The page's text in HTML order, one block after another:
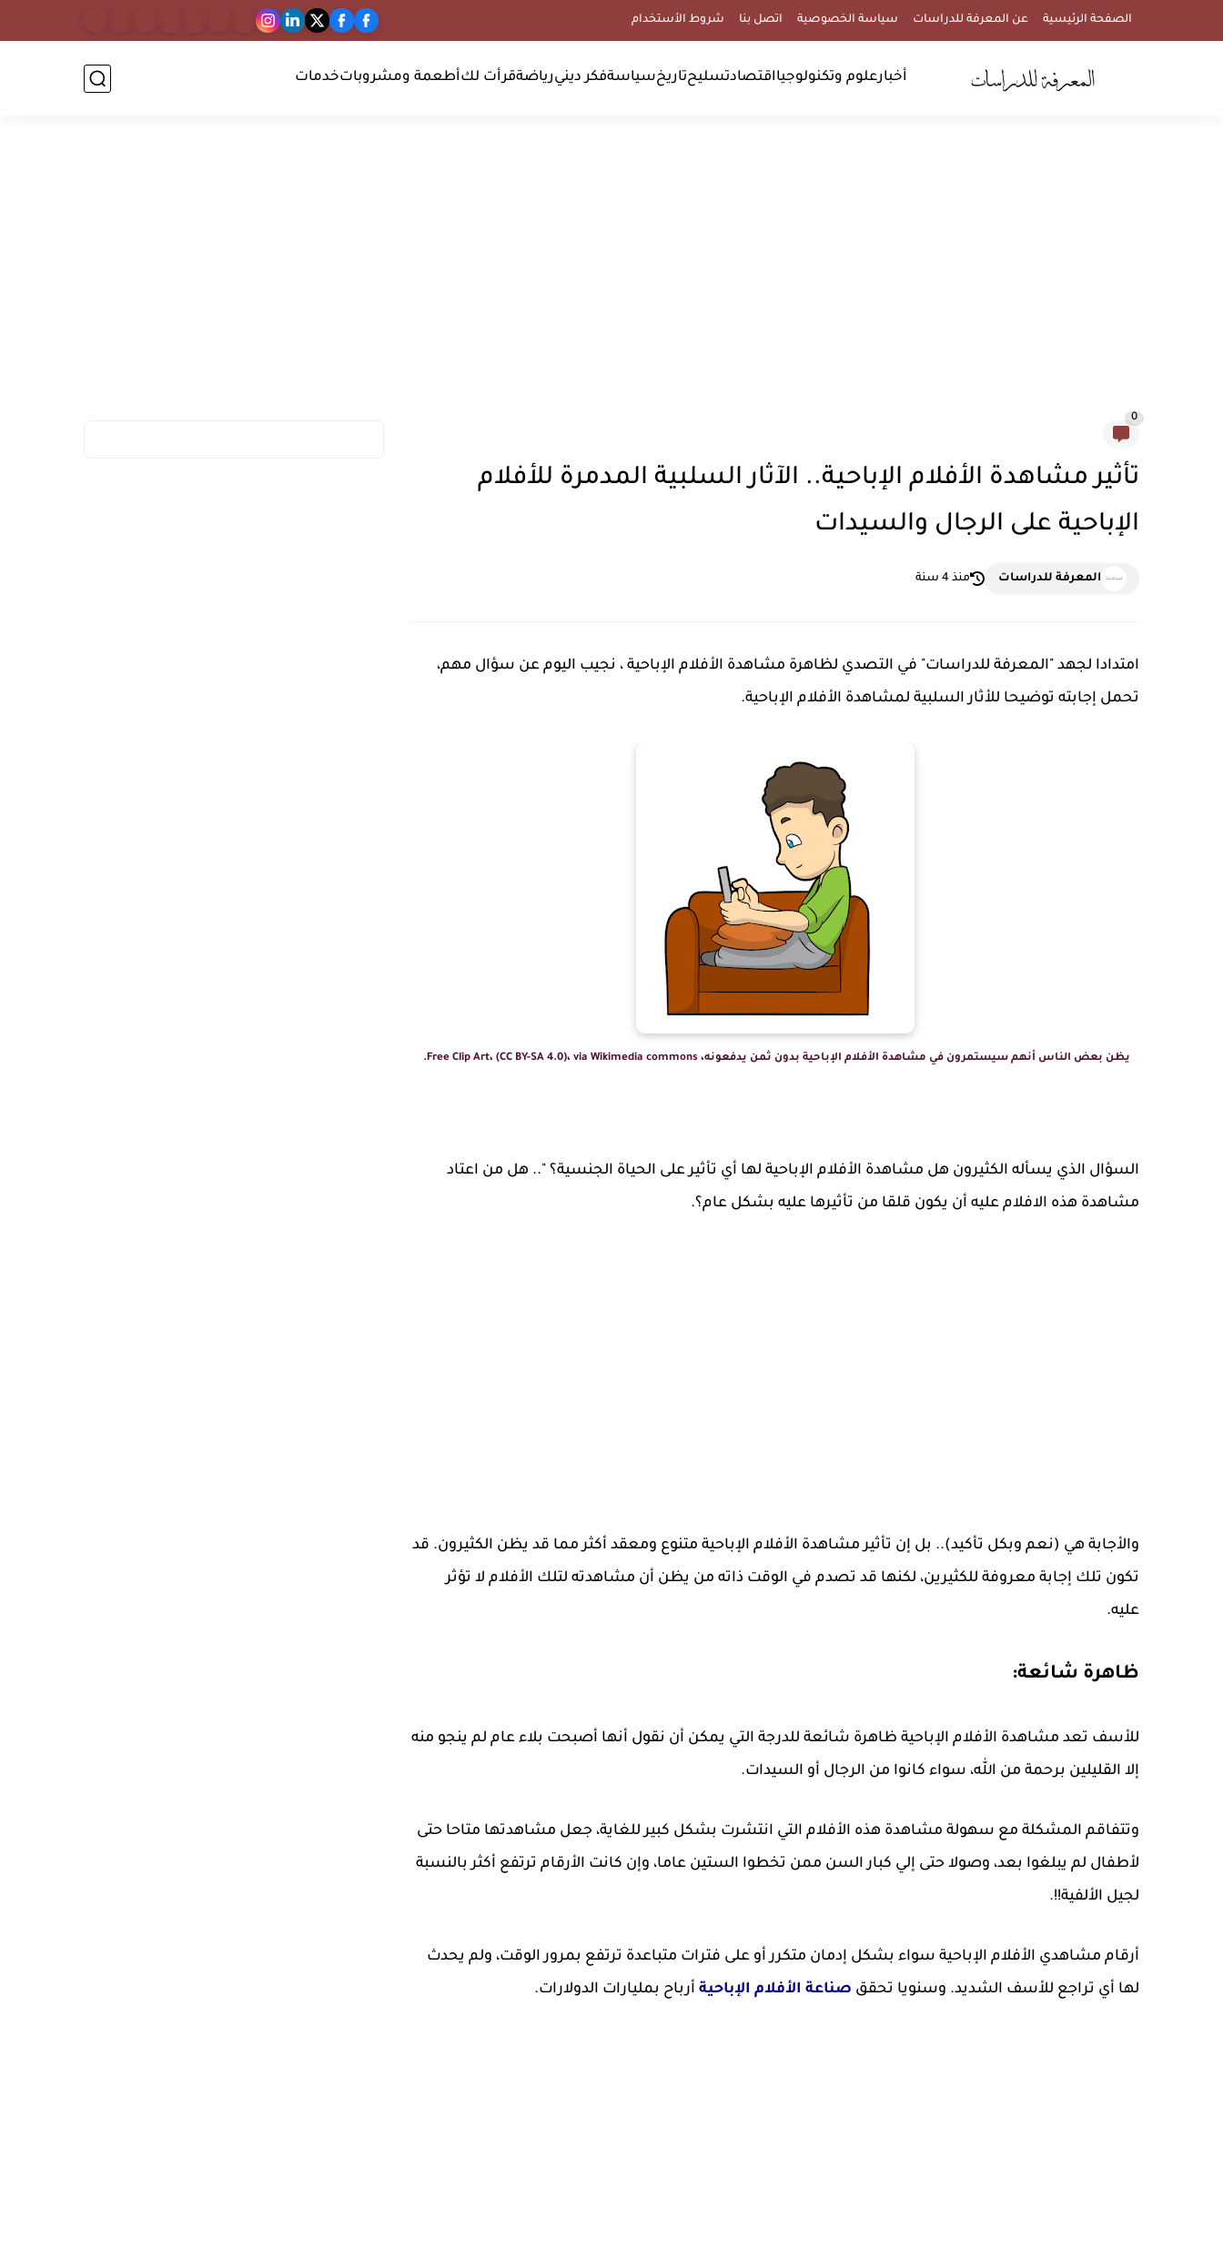
الصفحة الرئيسية عن المعرفة للدراسات سياسة الخصوصية اتصل بنا شروط الأستخدام
أخبارعلوم وتكنولوجيااقتصادتسليحتاريخسياسةفكر دينيرياضةقرأت لكأطعمة ومشروباتخدمات
0
تأثير مشاهدة الأفلام الإباحية.. الآثار السلبية المدمرة للأفلام
الإباحية على الرجال والسيدات
المعرفة للدراسات منذ 4 سنة
امتدادا لجهد "المعرفة للدراسات" في التصدي لظاهرة مشاهدة الأفلام الإباحية ، نجيب اليوم عن سؤال مهم،
تحمل إجابته توضيحا للأثار السلبية لمشاهدة الأفلام الإباحية.
يظن بعض الناس أنهم سيستمرون في مشاهدة الأفلام الإباحية بدون ثمن يدفعونه، Free Clip Art، (CC BY-SA 4.0)، via Wikimedia commons.
السؤال الذي يسأله الكثيرون هل مشاهدة الأفلام الإباحية لها أي تأثير على الحياة الجنسية؟ ".. هل من اعتاد
مشاهدة هذه الافلام عليه أن يكون قلقا من تأثيرها عليه بشكل عام؟.
والأجابة هي (نعم وبكل تأكيد).. بل إن تأثير مشاهدة الأفلام الإباحية متنوع ومعقد أكثر مما قد يظن الكثيرون. قد
تكون تلك إجابة معروفة للكثيرين، لكنها قد تصدم في الوقت ذاته من يظن أن مشاهدته لتلك الأفلام لا تؤثر
عليه.
ظاهرة شائعة:
للأسف تعد مشاهدة الأفلام الإباحية ظاهرة شائعة للدرجة التي يمكن أن نقول أنها أصبحت بلاء عام لم ينجو منه
إلا القليلين برحمة من ﷲ، سواء كانوا من الرجال أو السيدات.
وتتفاقم المشكلة مع سهولة مشاهدة هذه الأفلام التي انتشرت بشكل كبير للغاية، جعل مشاهدتها متاحا حتى
لأطفال لم يبلغوا بعد، وصولا حتى إلي كبار السن ممن تخطوا الستين عاما، وإن كانت الأرقام ترتفع أكثر بالنسبة
لجيل الألفية!!.
أرقام مشاهدي الأفلام الإباحية سواء بشكل إدمان متكرر أو على فترات متباعدة ترتفع بمرور الوقت، ولم يحدث
لها أي تراجع للأسف الشديد. وسنويا تحقق صناعة الأفلام الإباحية أرباح بمليارات الدولارات.